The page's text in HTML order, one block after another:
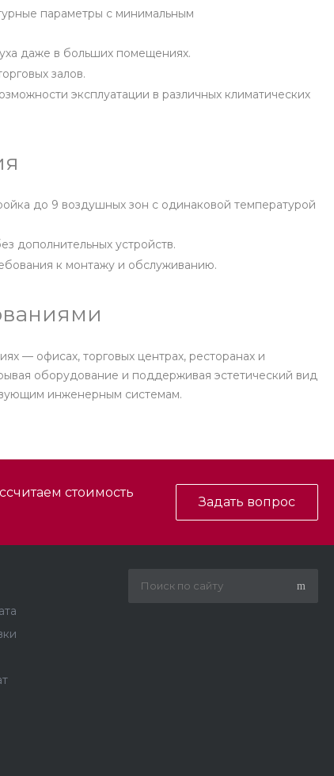
параметры с минимальным
даже в больших помещениях.
залов.
эксплуатации в различных климатических
до 9 воздушных зон с одинаковой температурой
дополнительных устройств.
к монтажу и обслуживанию.
— офисах, торговых центрах, ресторанах и
оборудование и поддерживая эстетический вид
инженерным системам.
стоимость
Задать вопрос